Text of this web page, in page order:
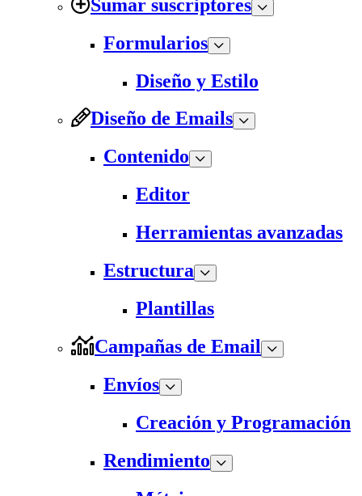
Sumar suscriptores
Formularios
Diseño y Estilo
Diseño de Emails
Contenido
Editor
Herramientas avanzadas
Estructura
Plantillas
Campañas de Email
Envíos
Creación y Programación
Rendimiento